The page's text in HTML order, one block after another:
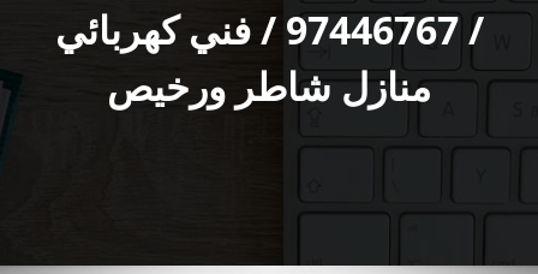
/ 97446767 / فني كهربائي
منازل شاطر ورخيص